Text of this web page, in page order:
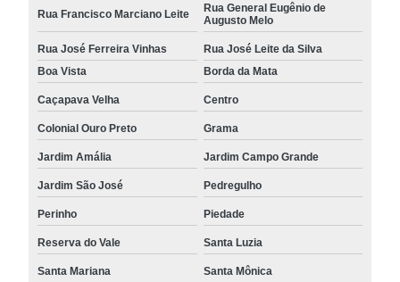
Rua Francisco Marciano Leite
Rua General Eugênio de
Augusto Melo
Rua José Ferreira Vinhas
Rua José Leite da Silva
Boa Vista
Borda da Mata
Caçapava Velha Centro
Colonial Ouro Preto Grama
Jardim Amália Jardim Campo Grande
Jardim São José Pedregulho
Perinho Piedade
Reserva do Vale Santa Luzia
Santa Mariana Santa Mônica